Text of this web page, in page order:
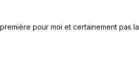
pour moi et certainement pas la